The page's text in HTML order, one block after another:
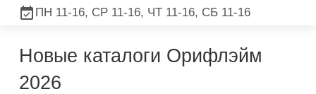
ПН 11-16, СР 11-16, ЧТ 11-16, СБ 11-16
Новые каталоги Орифлэйм
2026